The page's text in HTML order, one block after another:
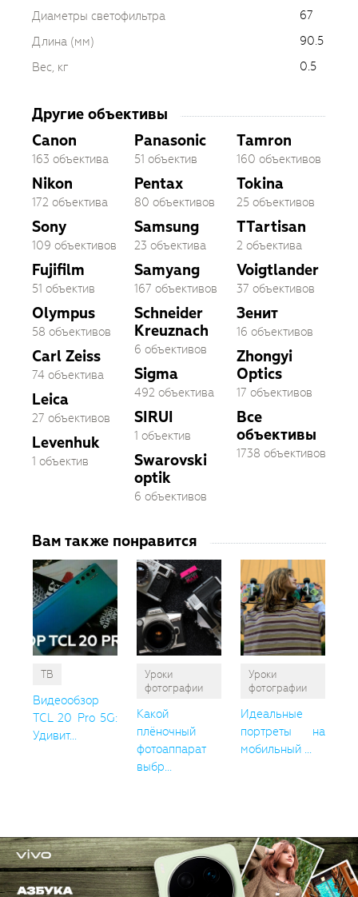
Диаметры светофильтра
67
Длина (мм)
90.5
Вес, кг
0.5
Другие объективы
Canon
163 объектива
Nikon
172 объектива
Sony
109 объективов
Fujifilm
51 объектив
Olympus
58 объективов
Carl Zeiss
74 объектива
Leica
27 объективов
Levenhuk
1 объектив
Panasonic
51 объектив
Pentax
80 объективов
Samsung
23 объектива
Samyang
167 объективов
Schneider
Kreuznach
6 объективов
Sigma
492 объектива
SIRUI
1 объектив
Swarovski
optik
6 объективов
Tamron
160 объективов
Tokina
25 объективов
TTartisan
2 объектива
Voigtlander
37 объективов
Зенит
16 объективов
Zhongyi
Optics
17 объективов
Все
объективы
1738 объективов
Вам также понравится
ТВ
Видеообзор
TCL 20 Pro 5G:
Удивит...
Уроки
фотографии
Какой
плёночный
фотоаппарат
выбр...
Уроки
фотографии
Идеальные
портреты на
мобильный ...